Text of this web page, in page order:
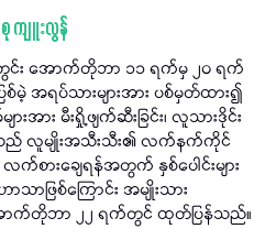
ကျူးလွန်
း အောက်တိုဘာ ၁၁ ရက်မှ ၂၀ ရက်
အရပ်သားများအား ပစ်မှတ်ထား၍
အား မီးရှို့ဖျက်ဆီးခြင်း၊ လူသားဒိုင်း
ားသည် လူမျိုးအသီးသီး၏ လက်နက်ကိုင်
က်စားချေရန်အတွက် နှစ်ပေါင်းများ
ာဖြစ်ကြောင်း အမျိုးသား
ာက်တိုဘာ ၂၂ ရက်တွင် ထုတ်ပြန်သည်။